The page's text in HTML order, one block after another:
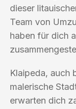
dieser
Team von
haben für dich
Klaipeda, auch
malerische
erwarten dich